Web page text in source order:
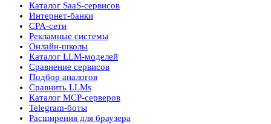
Каталог SaaS-сервисов
Интернет-банки
CPA-сети
Рекламные системы
Онлайн-школы
Каталог LLM-моделей
Сравнение сервисов
Подбор аналогов
Сравнить LLMs
Каталог MCP-серверов
Telegram-боты
Расширения для браузера